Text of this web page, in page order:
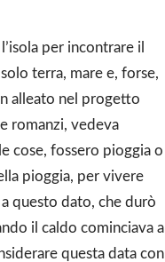
per incontrare il
terra, mare e, forse,
alleato nel progetto
romanzi, vedeva
cose, fossero pioggia o
pioggia, per vivere
a questo dato, che durò
il caldo cominciava a
questa data con